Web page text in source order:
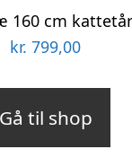
kr. 799,00
til shop